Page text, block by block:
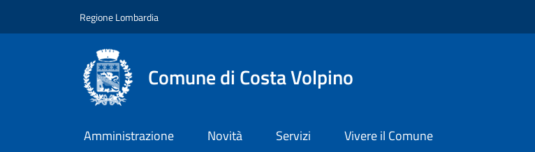
Regione Lombardia
Comune di Costa Volpino
Amministrazione Novità Servizi Vivere il Comune